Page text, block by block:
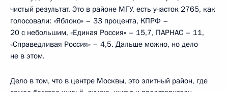
чистый результат. Это в районе МГУ, есть участок 2765, как
голосовали: «Яблоко» – 33 процента, КПРФ –
20 с небольшим, «Единая Россия» – 15,7, ПАРНАС – 11,
«Справедливая Россия» – 4,5. Дальше можно, но дело
не в этом.
Дело в том, что в центре Москвы, это элитный район, где